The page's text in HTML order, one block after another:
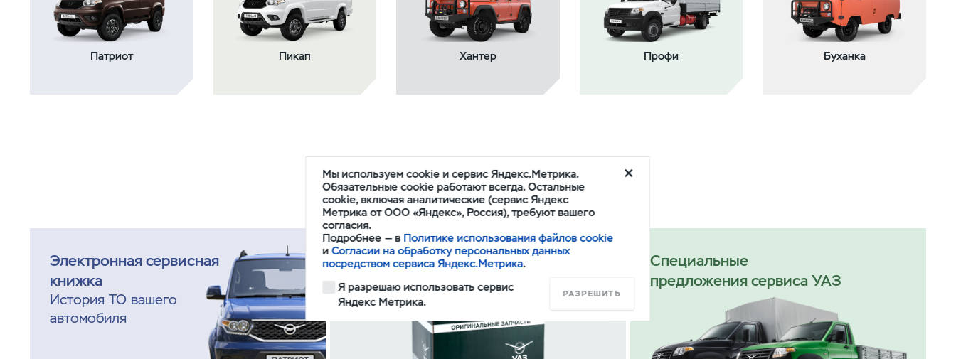
Патриот Пикап Хантер Профи Буханка
Электронная сервисная
книжка
История ТО вашего
автомобиля
Запчасти и аксессуары
Специальные
предложения сервиса УАЗ
Мы используем cookie и сервис Яндекс.Метрика.
Обязательные cookie работают всегда. Остальные
cookie, включая аналитические (сервис Яндекс
Метрика от ООО «Яндекс», Россия), требуют вашего
согласия.
Подробнее — в Политике использования файлов cookie
иСогласии на обработку персональных данных
посредством сервиса Яндекс.Метрика.
Я разрешаю использовать сервис
Яндекс Метрика.
РАЗРЕШИТЬ